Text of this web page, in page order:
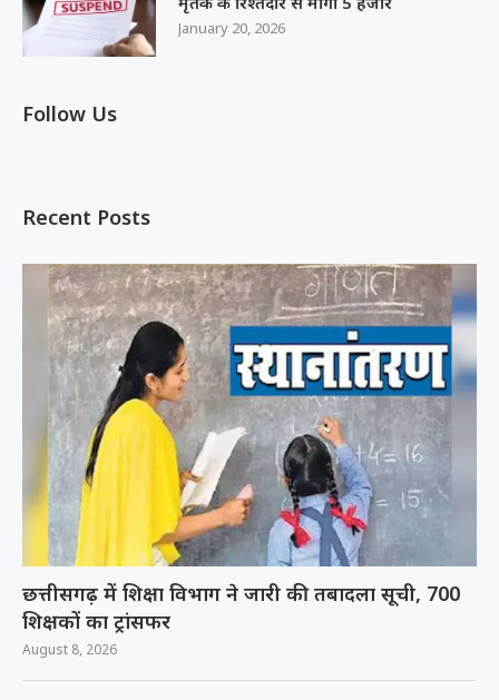
January 20, 2026
Follow Us
Recent Posts
छत्तीसगढ़ में शिक्षा विभाग ने जारी की तबादला सूची, 700
शिक्षकों का ट्रांसफर
August 8, 2026